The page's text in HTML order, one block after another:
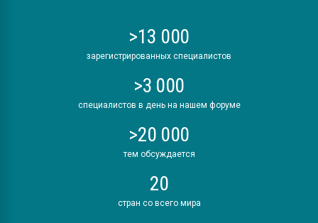
>13 000
зарегистрированных специалистов
>3 000
специалистов в день на нашем форуме
>20 000
тем обсуждается
20
стран со всего мира